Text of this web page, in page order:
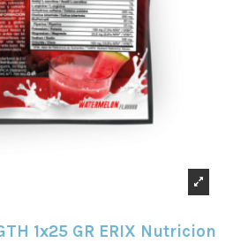
1x25 GR ERIX Nutricion